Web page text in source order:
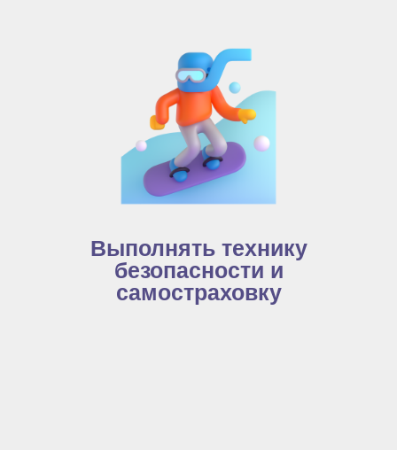
Выполнять технику
безопасности и
самостраховку